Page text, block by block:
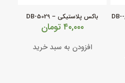
باکس پلاستیکی دیواری مدل-DB-
باکس پلاستیکی – DB-5029
۴۰,۰۰۰ تومان
افزودن به سبد خرید